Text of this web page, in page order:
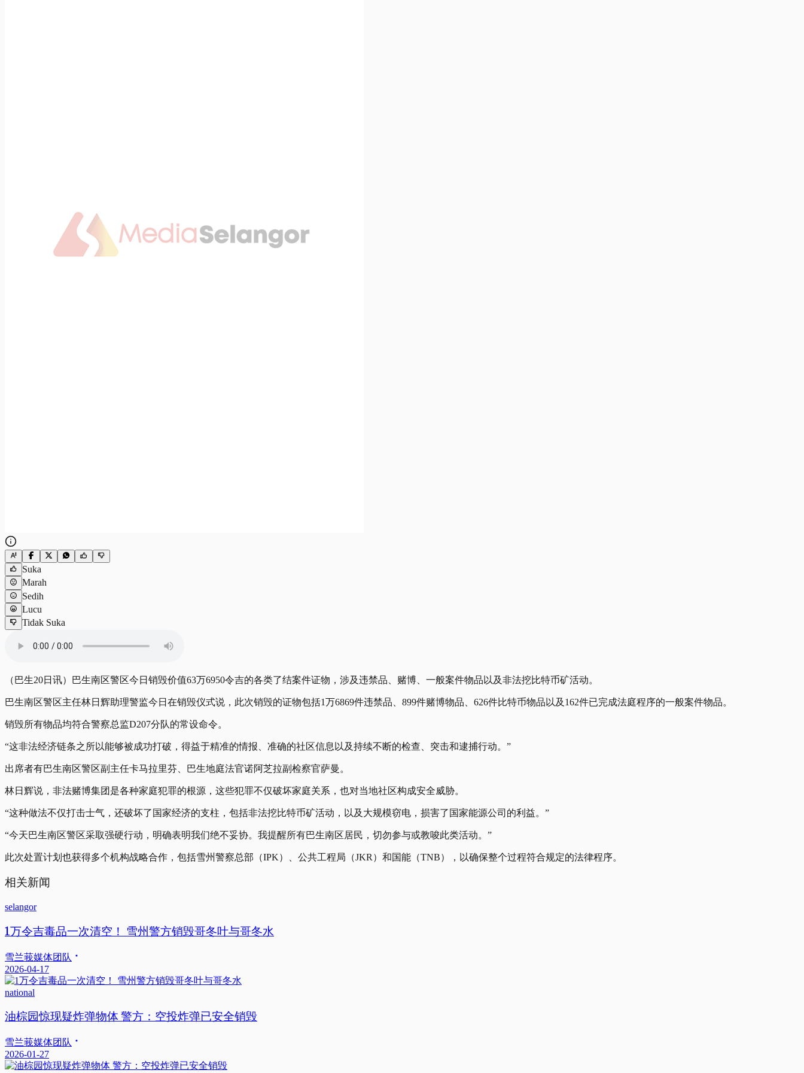
Suka
Marah
Sedih
Lucu
Tidak Suka
（巴生20日讯）巴生南区警区今日销毁价值63万6950令吉的各类了结案件证物，涉及违禁品、赌博、一般案件物品以及非法挖比特币矿活动。
巴生南区警区主任林日辉助理警监今日在销毁仪式说，此次销毁的证物包括1万6869件违禁品、899件赌博物品、626件比特币物品以及162件已完成法庭程序的一般案件物品。
销毁所有物品均符合警察总监D207分队的常设命令。
“这非法经济链条之所以能够被成功打破，得益于精准的情报、准确的社区信息以及持续不断的检查、突击和逮捕行动。”
出席者有巴生南区警区副主任卡马拉里芬、巴生地庭法官诺阿芝拉副检察官萨曼。
林日辉说，非法赌博集团是各种家庭犯罪的根源，这些犯罪不仅破坏家庭关系，也对当地社区构成安全威胁。
“这种做法不仅打击士气，还破坏了国家经济的支柱，包括非法挖比特币矿活动，以及大规模窃电，损害了国家能源公司的利益。”
“今天巴生南区警区采取强硬行动，明确表明我们绝不妥协。我提醒所有巴生南区居民，切勿参与或教唆此类活动。”
此次处置计划也获得多个机构战略合作，包括雪州警察总部（IPK）、公共工程局（JKR）和国能（TNB），以确保整个过程符合规定的法律程序。
相关新闻
selangor
1万令吉毒品一次清空！ 雪州警方销毁哥冬叶与哥冬水
雪兰莪媒体团队
2026-04-17
national
油棕园惊现疑炸弹物体 警方：空投炸弹已安全销毁
雪兰莪媒体团队
2026-01-27